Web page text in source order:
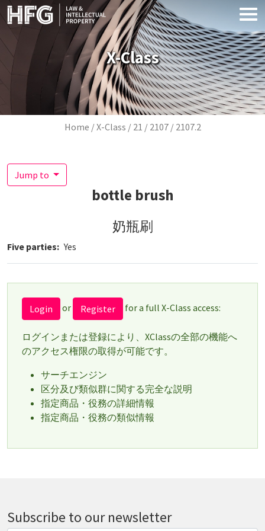
Skip to main content
X-Class
Breadcrumb
Home X-Class 21 2107 2107.2
Jump to
bottle brush
奶瓶刷
Five parties Yes
Login or Register for a full X-Class access:
ログインまたは登録により、XClassの全部の機能へ
のアクセス権限の取得が可能です。
サーチエンジン
区分及び類似群に関する完全な説明
指定商品・役務の詳細情報
指定商品・役務の類似情報
Subscribe to our newsletter